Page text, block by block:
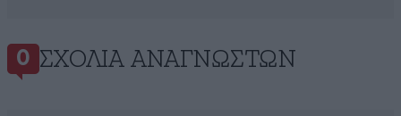
0 ΣΧΌΛΙΑ ΑΝΑΓΝΩΣΤΏΝ